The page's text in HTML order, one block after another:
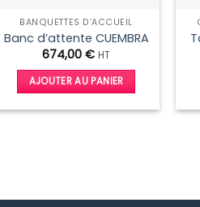
BANQUETTES D’ACCUEIL
Banc d’attente CUEMBRA
674,00€ HT
AJOUTER AU PANIER